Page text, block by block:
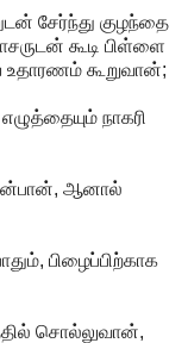
சேர்ந்து குழந்தை
கூடி பிள்ளை
உதாரணம் கூறுவான்;
நாகரி
என்பான், ஆனால்
பிழைப்பிற்காக
சொல்லுவான்,